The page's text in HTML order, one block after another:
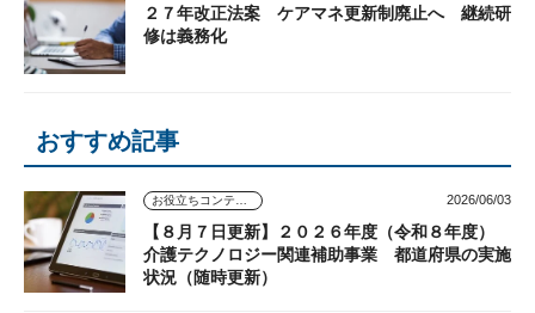
２７年改正法案 ケアマネ更新制廃止へ 継続研
修は義務化
おすすめ記事
お役立ちコンテンツ 2026/06/03
【８月７日更新】２０２６年度（令和８年度）
介護テクノロジー関連補助事業 都道府県の実施
状況（随時更新）